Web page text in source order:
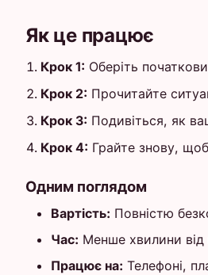
Як це працює
Крок 1: Оберіть
Крок 2: Прочитайте
Крок 3: Подивіться, як
Крок 4: Грайте знову, щоб
Одним поглядом
Вартість: Повністю
Час: Менше хвилини від
Працює на: Телефоні,